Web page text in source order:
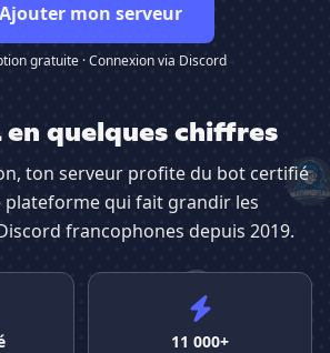
mon serveur
gratuite · Connexion via Discord
en quelques chiffres
ton serveur profite du bot certifié
qui fait grandir les
francophones depuis 2019.
11 000+